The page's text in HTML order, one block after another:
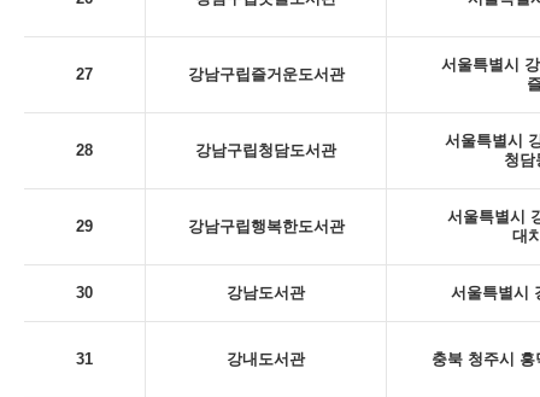
27 강남구립즐거운도서관
서울특별시
28 강남구립청담도서관
서울특별시
청담
29 강남구립행복한도서관
서울특별시
대
30 강남도서관 서울특별시
31 강내도서관 충북 청주시